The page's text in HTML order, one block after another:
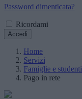
Password dimenticata?
Ricordami
Accedi
Home
Servizi
Famiglie e studenti
Pago in rete